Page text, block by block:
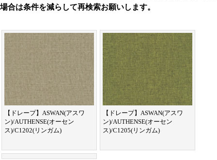
場合は条件を減らして再検索お願いします。
【ドレープ】ASWAN(アスワ
ン)/AUTHENSE(オーセン
ス)/C1202(リンガム)
【ドレープ】ASWAN(アスワ
ン)/AUTHENSE(オーセン
ス)/C1205(リンガム)